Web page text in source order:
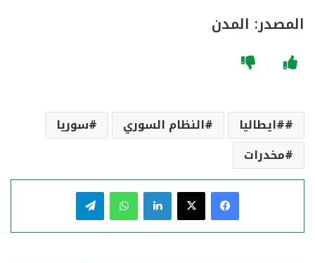
المصدر: المدن
#ايطاليا النظام السوري
سوريا
مخدرات
فيسبوك لينكدإن واتساب